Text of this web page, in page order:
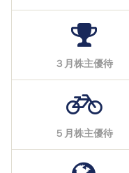
３月株主優待
５月株主優待